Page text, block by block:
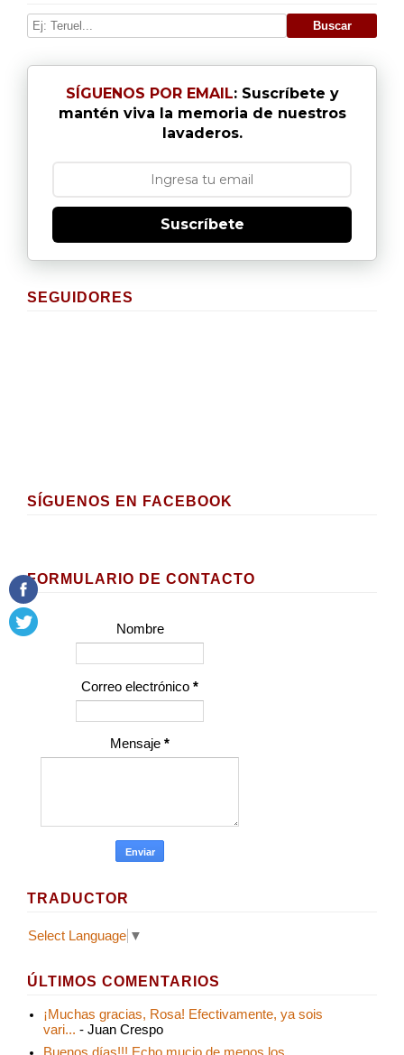
SÍGUENOS POR EMAIL: Suscríbete y
mantén viva la memoria de nuestros
lavaderos.
Suscríbete
SEGUIDORES
SÍGUENOS EN FACEBOOK
FORMULARIO DE CONTACTO
Nombre
Correo electrónico *
Mensaje *
TRADUCTOR
Select Language ▼
ÚLTIMOS COMENTARIOS
¡Muchas gracias, Rosa! Efectivamente, ya sois
vari... - Juan Crespo
Buenos días!!! Echo mucjo de menos los